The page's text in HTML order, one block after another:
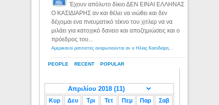
PEOPLE RECENT POPULAR
Έχουν απόλυτο δίκιο ΔΕΝ ΕΙΝΑΙ ΕΛΛΗΝΑΣ
Ο ΚΑΣΙΔΙΑΡΗΣ αν και θέλει να νιώθει και δεν
δέχομαι ενα πνευματικό τέκνο του χιτλερ να να
μιλάει για κατοχικό δανειο και αποζημιώσεις και ο
πρόεδρος του...
Αμερικανοί ρατσιστές αναρωτιούνται αν ο Ηλίας Κασιδιάρης ανήκει στη λευκή φυλή... - Λόγιος Ερμής
Κυρ Δευ Τρι Τετ Πεμ Παρ Σαβ